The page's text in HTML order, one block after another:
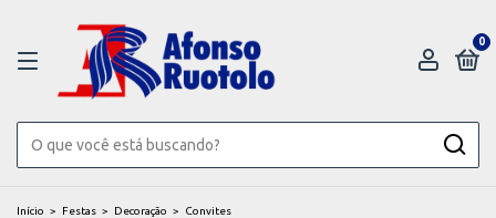
0
Início > Festas > Decoração > Convites